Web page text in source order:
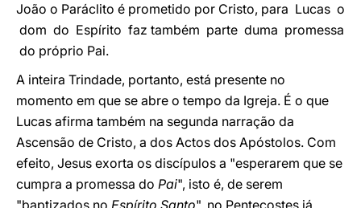
João o Paráclito é prometido por Cristo, para Lucas o
dom do Espírito faz também parte duma promessa
do próprio Pai.
A inteira Trindade, portanto, está presente no
momento em que se abre o tempo da Igreja. É o que
Lucas afirma também na segunda narração da
Ascensão de Cristo, a dos Actos dos Apóstolos. Com
efeito, Jesus exorta os discípulos a "esperarem que se
cumpra a promessa do Pai", isto é, de serem
"baptizados no Espírito Santo", no Pentecostes já